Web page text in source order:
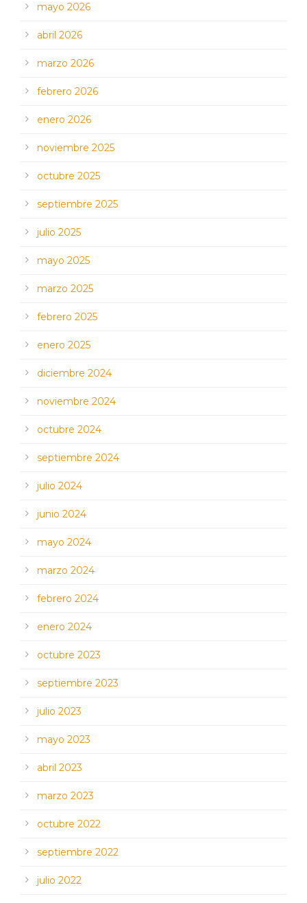
mayo 2026
abril 2026
marzo 2026
febrero 2026
enero 2026
noviembre 2025
octubre 2025
septiembre 2025
julio 2025
mayo 2025
marzo 2025
febrero 2025
enero 2025
diciembre 2024
noviembre 2024
octubre 2024
septiembre 2024
julio 2024
junio 2024
mayo 2024
marzo 2024
febrero 2024
enero 2024
octubre 2023
septiembre 2023
julio 2023
mayo 2023
abril 2023
marzo 2023
octubre 2022
septiembre 2022
julio 2022